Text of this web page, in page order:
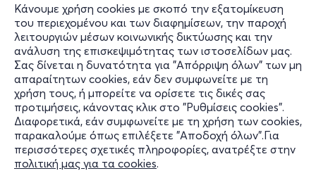
Κάνουμε χρήση cookies με σκοπό την εξατομίκευση
του περιεχομένου και των διαφημίσεων, την παροχή
λειτουργιών μέσων κοινωνικής δικτύωσης και την
ανάλυση της επισκεψιμότητας των ιστοσελίδων μας.
Σας δίνεται η δυνατότητα για "Απόρριψη όλων" των μη
απαραίτητων cookies, εάν δεν συμφωνείτε με τη
χρήση τους, ή μπορείτε να ορίσετε τις δικές σας
προτιμήσεις, κάνοντας κλικ στο "Ρυθμίσεις cookies".
Διαφορετικά, εάν συμφωνείτε με τη χρήση των cookies,
παρακαλούμε όπως επιλέξετε "Αποδοχή όλων".Για
περισσότερες σχετικές πληροφορίες, ανατρέξτε στην
πολιτική μας για τα cookies.
Πληροφορίες
Υποστήριξη
Stay Connected